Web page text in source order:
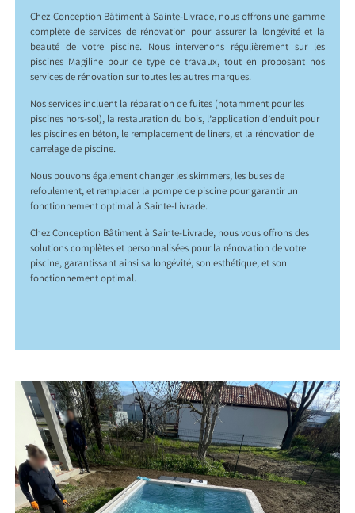
Chez Conception Bâtiment à Sainte-Livrade, nous offrons une gamme
complète de services de rénovation pour assurer la longévité et la
beauté de votre piscine. Nous intervenons régulièrement sur les
piscines Magiline pour ce type de travaux, tout en proposant nos
services de rénovation sur toutes les autres marques.
Nos services incluent la réparation de fuites (notamment pour les
piscines hors-sol), la restauration du bois, l’application d’enduit pour
les piscines en béton, le remplacement de liners, et la rénovation de
carrelage de piscine.
Nous pouvons également changer les skimmers, les buses de
refoulement, et remplacer la pompe de piscine pour garantir un
fonctionnement optimal à Sainte-Livrade.
Chez Conception Bâtiment à Sainte-Livrade, nous vous offrons des
solutions complètes et personnalisées pour la rénovation de votre
piscine, garantissant ainsi sa longévité, son esthétique, et son
fonctionnement optimal.